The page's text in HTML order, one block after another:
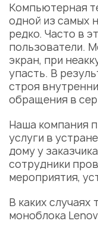
Компьютерная
одной из самых
редко. Часто в
пользователи.
экран, при
упасть. В
строя
обращения в
Наша компания
услуги в
дому у
сотрудники
мероприятия,
В каких случаях
моноблока